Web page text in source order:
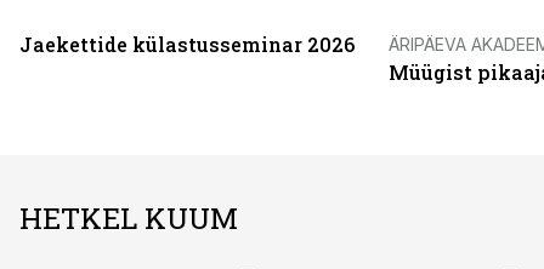
Jaekettide külastusseminar 2026 ÄRIPÄEVA
Müügist
HETKEL KUUM